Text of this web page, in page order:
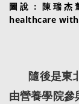
圖說：陳瑞杰
healthcare with
隨後是東北
由營養學院